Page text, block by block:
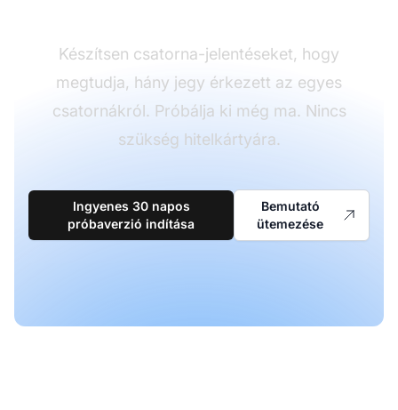
Készítsen csatorna-jelentéseket, hogy
megtudja, hány jegy érkezett az egyes
csatornákról. Próbálja ki még ma. Nincs
szükség hitelkártyára.
Ingyenes 30 napos
próbaverzió indítása
Bemutató
ütemezése